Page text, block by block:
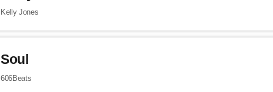
Kelly Jones
Soul
606Beats